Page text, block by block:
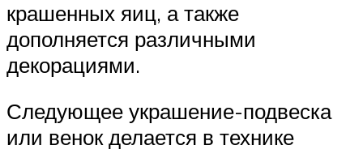
крашенных яиц, а также
дополняется различными
декорациями.
Следующее украшение-подвеска
или венок делается в технике